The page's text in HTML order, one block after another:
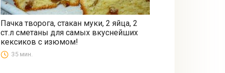
Выпечка
Пачка творога, стакан муки, 2 яйца, 2
ст.л сметаны для самых вкуснейших
кексиков с изюмом!
35 мин.